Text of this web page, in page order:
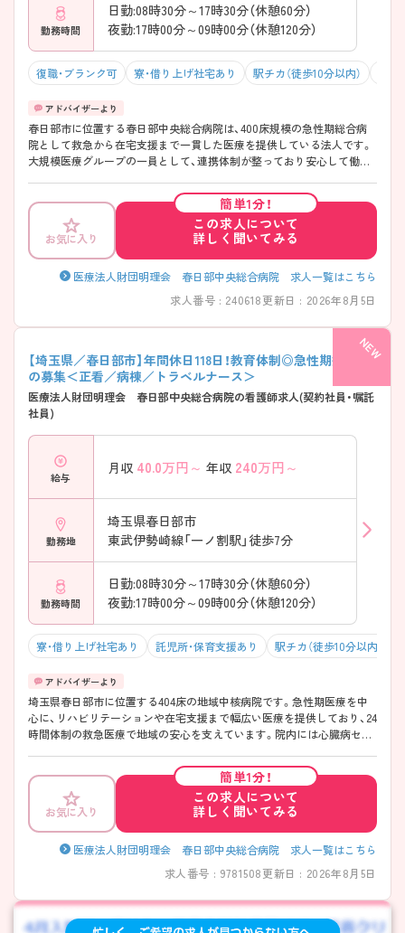
勤務時間
日勤:08時30分～17時30分（休憩60分）
夜勤:17時00分～09時00分（休憩120分）
復職・ブランク可 寮・借り上げ社宅あり 駅チカ（徒歩10分以内）
春日部市に位置する春日部中央総合病院は、400床規模の急性期総合病
院として救急から在宅支援まで一貫した医療を提供している法人です。
大規模医療グループの一員として、連携体制が整っており安心して働け
われる点も魅力です。年間休日118日や2交代制など働きやすさも大切に
されており、教育体制も充実◎24時間保育など子育て支援も整っており、
長く安定して働きたい方にぴったりの職場です♪
――――――――――――――― ■ しっかり休めて無理なく働ける
――――――――――――――― 「働きやすさ」と「安定」のバランスが
魅力です。 ・年間休日118日でしっかりリフレッシュ可能 ・2交代制で生活
けやすい環境が整っています ――――――――――――――― ■ 未経
験でも安心の成長サポート ――――――――――――――― 段階的に
スキルを身につけられる体制です。 ・プリセプター制度でマンツーマン
指導 ・入職後のフォロー研修が充実 ・資格取得や院内外研修も積極支援
→ 着実にステップアップできる環境です
――――――――――――――― ■ 子育て世代も安心の支援体制♪
――――――――――――――― 仕事と家庭の両立を大切にしていま
す。 ・24時間対応の院内保育あり ・生後間もないお子様から利用可能 ・育
休取得実績あり → 多様な働き方に柔軟に対応しています
――――――――――――――― ■ 高度医療でしっかり経験が積める
――――――――――――――― 専門性を高めたい方にもおすすめで
す。 ・循環器・脳神経分野の専門センターあり ・カテーテルや救急対応の
症例が豊富 ・急性期～在宅まで幅広く関われる → 実践を通じてスキル
を磨ける環境です
お気に入り
簡単1分！
この求人について
詳しく聞いてみる
医療法人財団明理会 春日部中央総合病院 求人一覧はこちら
求人番号 : 240618更新日 : 2026年8月5日
【埼玉県／春日部市】年間休日118日！教育体制◎急性期病院で
の募集＜正看／病棟／トラベルナース＞
医療法人財団明理会 春日部中央総合病院の看護師求人(契約社員・嘱託
社員)
給与
月収 40.0万円～ 年収 240万円～
勤務地
埼玉県春日部市
東武伊勢崎線「一ノ割駅」徒歩7分
勤務時間
日勤:08時30分～17時30分（休憩60分）
夜勤:17時00分～09時00分（休憩120分）
寮・借り上げ社宅あり 託児所・保育支援あり 駅チカ（徒歩10分以内）
埼玉県春日部市に位置する404床の地域中核病院です。急性期医療を中
心に、リハビリテーションや在宅支援まで幅広い医療を提供しており、24
時間体制の救急医療で地域の安心を支えています。院内には心臓病セン
領域で多くの症例に対応しています。救急対応やカテーテル治療など、
急性期ならではの経験を積める体制が整っています。教育面では、プリ
セプター制度・院内外研修・資格取得支援などを用意し、キャリアアップ
を継続的に支援しています♪ また、24時間託児所完備をはじめ、大手IMS
グループならではの多様な福利厚生が整っており、ライフステージが変
わっても働き続けやすい職場です。 年齢・性別を問わず活躍が見込めま
得実績も多数。多様な働き方を応援する風土があります。 ご興味ある方
には、面接対策ポイントなど、さらに詳細をお話しいたしますのでお気軽
お気に入り
簡単1分！
この求人について
詳しく聞いてみる
医療法人財団明理会 春日部中央総合病院 求人一覧はこちら
求人番号 : 9781508更新日 : 2026年8月5日